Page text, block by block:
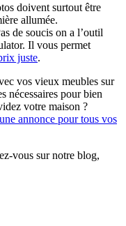
doivent surtout être
allumée.
de soucis on a l’outil
Il vous permet
juste.
vos vieux meubles sur
nécessaires pour bien
votre maison ?
annonce pour tous vos
vous sur notre blog,